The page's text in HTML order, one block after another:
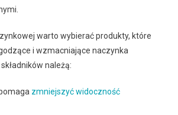
warto wybierać produkty, które
i wzmacniające naczynka
należą:
zmniejszyć widoczność